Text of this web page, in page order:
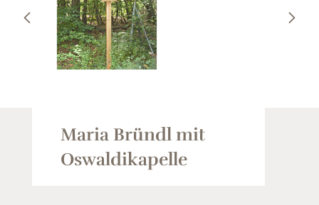
Maria Bründl mit
Oswaldikapelle